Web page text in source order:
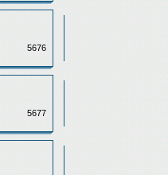
5676
5677